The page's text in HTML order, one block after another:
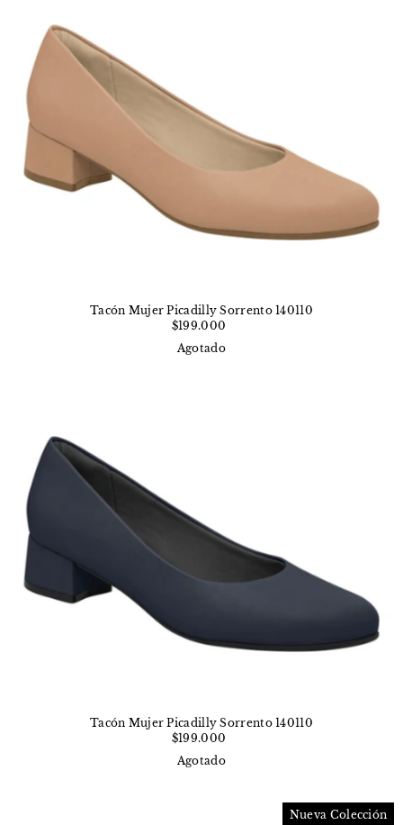
Tacón Mujer Picadilly Sorrento 140110
$199.000
Agotado
Tacón Mujer Picadilly Sorrento 140110
$199.000
Agotado
Nueva Colección